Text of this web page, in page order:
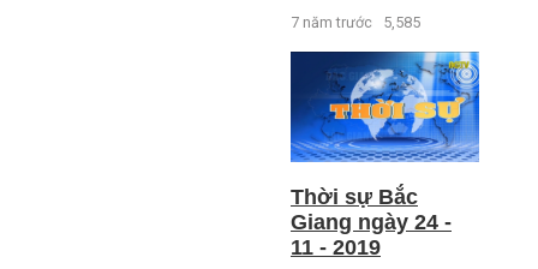
7 năm trước 5,585
Thời sự Bắc
Giang ngày 24 -
11 - 2019